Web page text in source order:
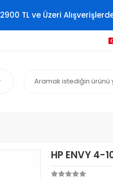
2900 TL ve Üzeri
HP ENVY 4-